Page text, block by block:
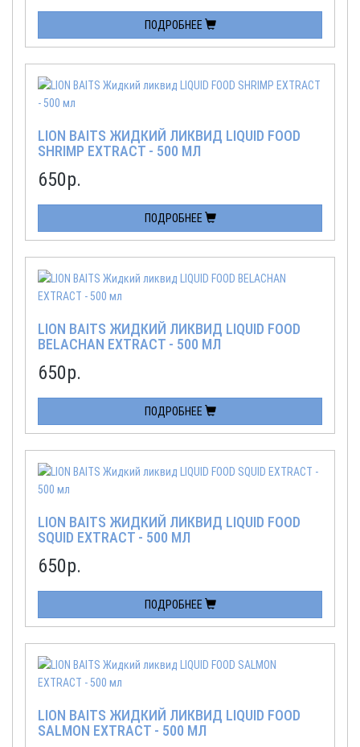
ПОДРОБНЕЕ
LION BAITS ЖИДКИЙ ЛИКВИД LIQUID FOOD
SHRIMP EXTRACT - 500 МЛ
650р.
ПОДРОБНЕЕ
LION BAITS ЖИДКИЙ ЛИКВИД LIQUID FOOD
BELACHAN EXTRACT - 500 МЛ
650р.
ПОДРОБНЕЕ
LION BAITS ЖИДКИЙ ЛИКВИД LIQUID FOOD
SQUID EXTRACT - 500 МЛ
650р.
ПОДРОБНЕЕ
LION BAITS ЖИДКИЙ ЛИКВИД LIQUID FOOD
SALMON EXTRACT - 500 МЛ